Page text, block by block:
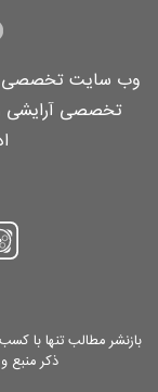
وب سایت تخصصی مد
تخصصی آرایشی
بازنشر مطالب تنها با
ذکر